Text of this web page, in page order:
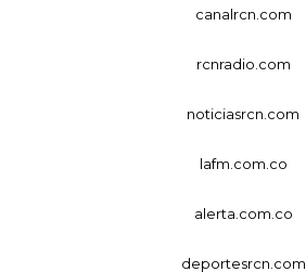
canalrcn.com
rcnradio.com
noticiasrcn.com
lafm.com.co
alerta.com.co
deportesrcn.com